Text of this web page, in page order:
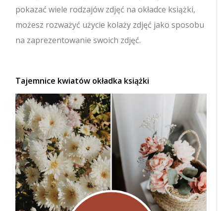
pokazać wiele rodzajów zdjęć na okładce książki,
możesz rozważyć użycie kolaży zdjęć jako sposobu
na zaprezentowanie swoich zdjęć.
Tajemnice kwiatów okładka książki